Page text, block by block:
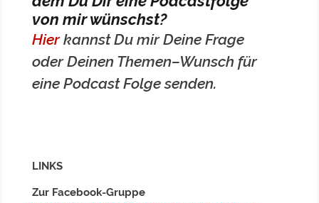
von mir wünschst?
Hierkannst Du mir Deine Frage
oder Deinen Themen–Wunsch für
eine Podcast Folge senden.
LINKS
Zur Facebook-Gruppe